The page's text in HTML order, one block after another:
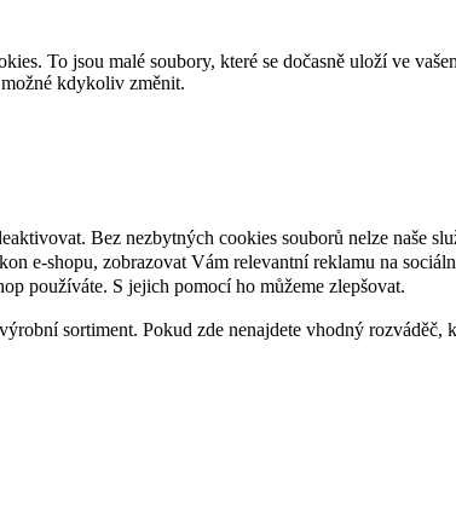
To jsou malé soubory, které se dočasně uloží ve
kdykoliv změnit.
Bez nezbytných cookies souborů nelze naše
e-shopu, zobrazovat Vám relevantní reklamu na
používáte. S jejich pomocí ho můžeme zlepšovat.
sortiment. Pokud zde nenajdete vhodný